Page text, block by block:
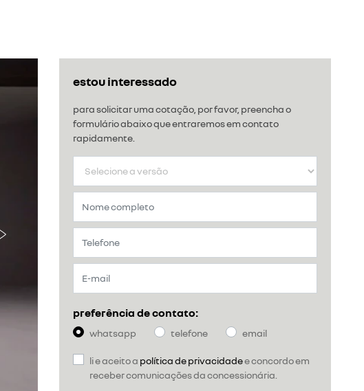
estou interessado
para solicitar uma cotação, por favor, preencha o
formulário abaixo que entraremos em contato
rapidamente.
preferência de contato:
whatsapp telefone email
li e aceito a política de privacidadee concordo em
receber comunicações da concessionária.
Próximo